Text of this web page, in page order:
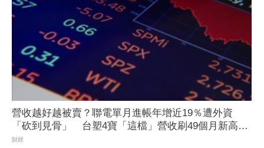
營收越好越被賣？聯電單月進帳年增近19％遭外資
「砍到見骨」 台塑4寶「這檔」營收刷49個月新高也
挨刀
財經